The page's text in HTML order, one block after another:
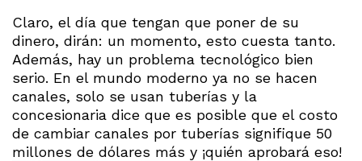
Claro, el día que tengan que poner de su
dinero, dirán: un momento, esto cuesta tanto.
Además, hay un problema tecnológico bien
serio. En el mundo moderno ya no se hacen
canales, solo se usan tuberías y la
concesionaria dice que es posible que el costo
de cambiar canales por tuberías signifique 50
millones de dólares más y ¡quién aprobará eso!